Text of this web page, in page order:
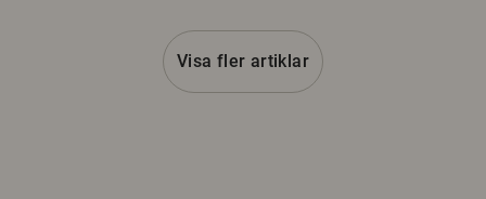
Visa fler artiklar